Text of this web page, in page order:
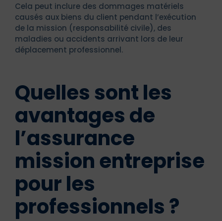
Cela peut inclure des dommages matériels
causés aux biens du client pendant l’exécution
de la mission (responsabilité civile), des
maladies ou accidents arrivant lors de leur
déplacement professionnel.
Quelles sont les
avantages de
l’assurance
mission entreprise
pour les
professionnels ?